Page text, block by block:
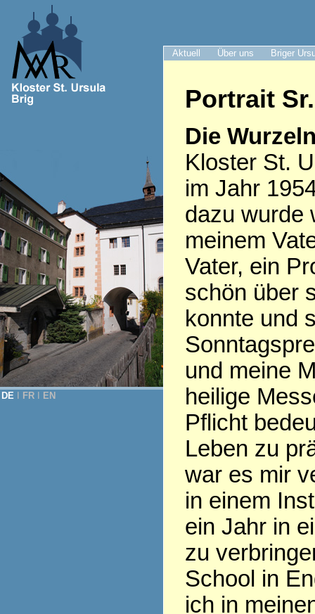
Aktuell Über uns Briger
DE FR EN
Portrait
Die
Kloster St.
im Jahr
dazu wurde
meinem
Vater, ein
schön über
konnte und
und meine
heilige
Pflicht
Leben zu
war es mir
in einem
ein Jahr in
zu
School in
ich in